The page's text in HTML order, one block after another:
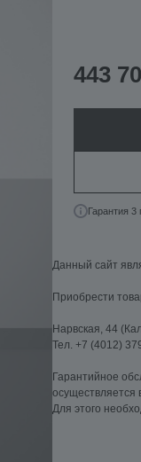
443
Гарантия 3
Данный сайт
Приобрести
Нарвская, 44
Тел. +7 (4012)
Гарантийное
осуществляется
Для этого